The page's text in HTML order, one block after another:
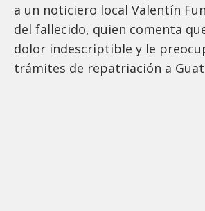
a un noticiero local Valentín
del fallecido, quien comenta
dolor indescriptible y le
trámites de repatriación a